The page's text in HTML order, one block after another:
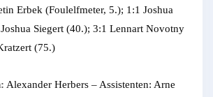
Erbek (Foulelfmeter, 5.); 1:1 Joshua
Siegert (40.); 3:1 Lennart Novotny
(75.)
Alexander Herbers – Assistenten: Arne